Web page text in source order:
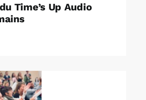
Time’s Up Audio